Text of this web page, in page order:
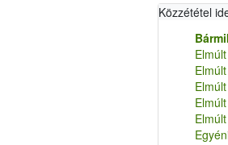
Közzététel